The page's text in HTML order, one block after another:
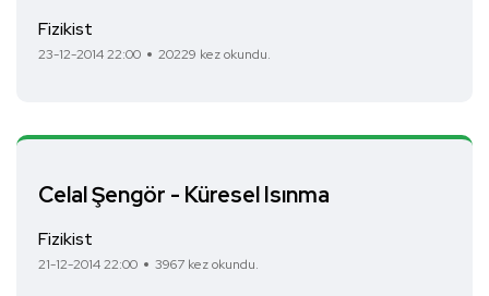
Fizikist
23-12-2014 22:00 20229 kez okundu.
Celal Şengör - Küresel Isınma
Fizikist
21-12-2014 22:00 3967 kez okundu.